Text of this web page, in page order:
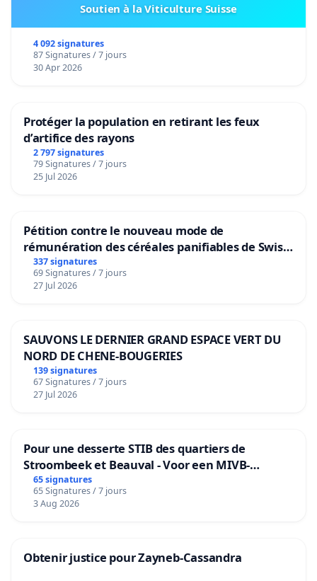
Soutien à la Viticulture Suisse
4 092 signatures
87 Signatures / 7 jours
30 Apr 2026
Protéger la population en retirant les feux
d’artifice des rayons
2 797 signatures
79 Signatures / 7 jours
25 Jul 2026
Pétition contre le nouveau mode de
rémunération des céréales panifiables de Swiss
granum basé sur la teneur en protéines
337 signatures
69 Signatures / 7 jours
27 Jul 2026
SAUVONS LE DERNIER GRAND ESPACE VERT DU
NORD DE CHENE-BOUGERIES
139 signatures
67 Signatures / 7 jours
27 Jul 2026
Pour une desserte STIB des quartiers de
Stroombeek et Beauval - Voor een MIVB-
bediening van de wijken Strombeek en Het
Voor
65 signatures
65 Signatures / 7 jours
3 Aug 2026
Obtenir justice pour Zayneb-Cassandra